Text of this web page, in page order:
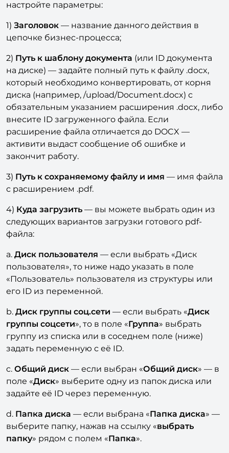
настройте параметры:
1) Заголовок — название данного действия в
цепочке бизнес-процесса;
2) Путь к шаблону документа (или ID документа
на диске) — задайте полный путь к файлу .docx,
который необходимо конвертировать, от корня
диска (например, /upload/Document.docx) с
обязательным указанием расширения .docx, либо
внесите ID загруженного файла. Если
расширение файла отличается до DOCX —
активити выдаст сообщение об ошибке и
закончит работу.
3) Путь к сохраняемому файлу и имя — имя файла
с расширением .pdf.
4) Куда загрузить — вы можете выбрать один из
следующих вариантов загрузки готового pdf-
файла:
a. Диск пользователя — если выбрать «Диск
пользователя», то ниже надо указать в поле
«Пользователь» пользователя из структуры или
его ID из переменной.
b. Диск группы соц.сети — если выбрать «Диск
группы соцсети», то в поле «Группа» выбрать
группу из списка или в соседнем поле (ниже)
задать переменную с её ID.
c. Общий диск — если выбран «Общий диск» — в
поле «Диск» выберите одну из папок диска или
задайте её ID через переменную.
d. Папка диска — если выбрана «Папка диска» —
выберите папку, нажав на ссылку «выбрать
папку» рядом с полем «Папка».